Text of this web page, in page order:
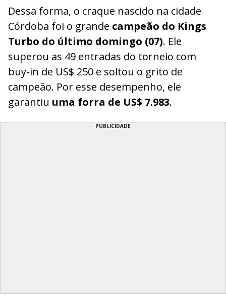
Dessa forma, o craque nascido na cidade
Córdoba foi o grande campeão do Kings
Turbo do último domingo (07). Ele
superou as 49 entradas do torneio com
buy-in de US$ 250 e soltou o grito de
campeão. Por esse desempenho, ele
garantiu uma forra de US$ 7.983.
PUBLICIDADE